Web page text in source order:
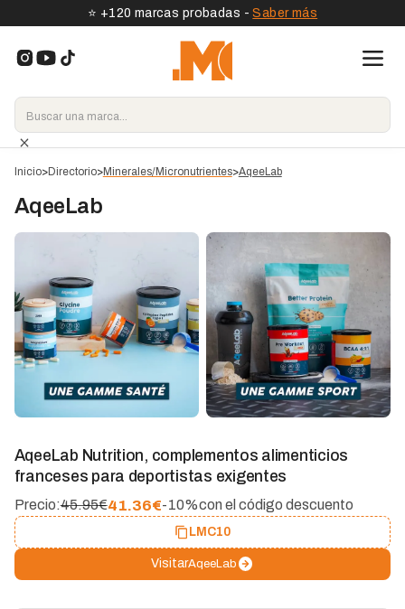
⭐️ +120 marcas probadas -Saber más
Inicio>Directorio>Minerales/Micronutrientes>AqeeLab
AqeeLab
AqeeLab Nutrition, complementos alimenticios
franceses para deportistas exigentes
Precio:45.95€41.36€-10%con el código descuento
LMC10
VisitarAqeeLab